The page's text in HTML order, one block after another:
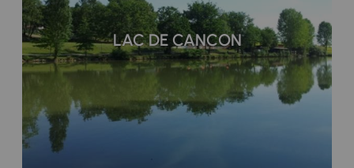
LAC DE CANCON